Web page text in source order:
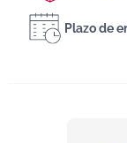
Plazo de